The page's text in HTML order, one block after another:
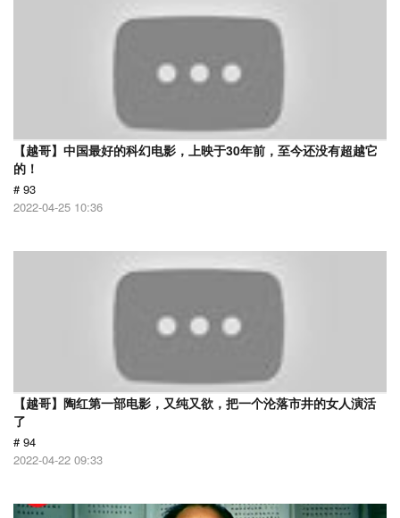
【越哥】中国最好的科幻电影，上映于30年前，至今还没有超越它
的！
# 93
2022-04-25 10:36
【越哥】陶红第一部电影，又纯又欲，把一个沦落市井的女人演活
了
# 94
2022-04-22 09:33